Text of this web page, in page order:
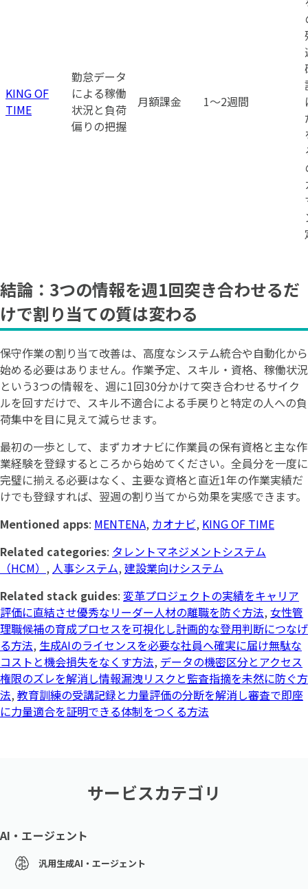
KING OF
TIME
勤怠データ
による稼働
状況と負荷
偏りの把握
月額課金 1〜2週間
結論：3つの情報を週1回突き合わせるだ
けで割り当ての質は変わる
保守作業の割り当て改善は、高度なシステム統合や自動化から
始める必要はありません。作業予定、スキル・資格、稼働状況
という3つの情報を、週に1回30分かけて突き合わせるサイク
ルを回すだけで、スキル不適合による手戻りと特定の人への負
荷集中を目に見えて減らせます。
最初の一歩として、まずカオナビに作業員の保有資格と主な作
業経験を登録するところから始めてください。全員分を一度に
完璧に揃える必要はなく、主要な資格と直近1年の作業実績だ
けでも登録すれば、翌週の割り当てから効果を実感できます。
Mentioned apps: MENTENA, カオナビ, KING OF TIME
Related categories: タレントマネジメントシステム
（HCM） , 人事システム, 建設業向けシステム
Related stack guides: 変革プロジェクトの実績をキャリア
評価に直結させ優秀なリーダー人材の離職を防ぐ方法, 女性管
理職候補の育成プロセスを可視化し計画的な登用判断につなげ
る方法, 生成AIのライセンスを必要な社員へ確実に届け無駄な
コストと機会損失をなくす方法, データの機密区分とアクセス
権限のズレを解消し情報漏洩リスクと監査指摘を未然に防ぐ方
法, 教育訓練の受講記録と力量評価の分断を解消し審査で即座
に力量適合を証明できる体制をつくる方法
サービスカテゴリ
AI・エージェント
汎用生成AI・エージェント